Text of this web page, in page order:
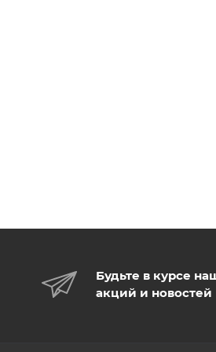
Будьте в курсе
акций и новостей